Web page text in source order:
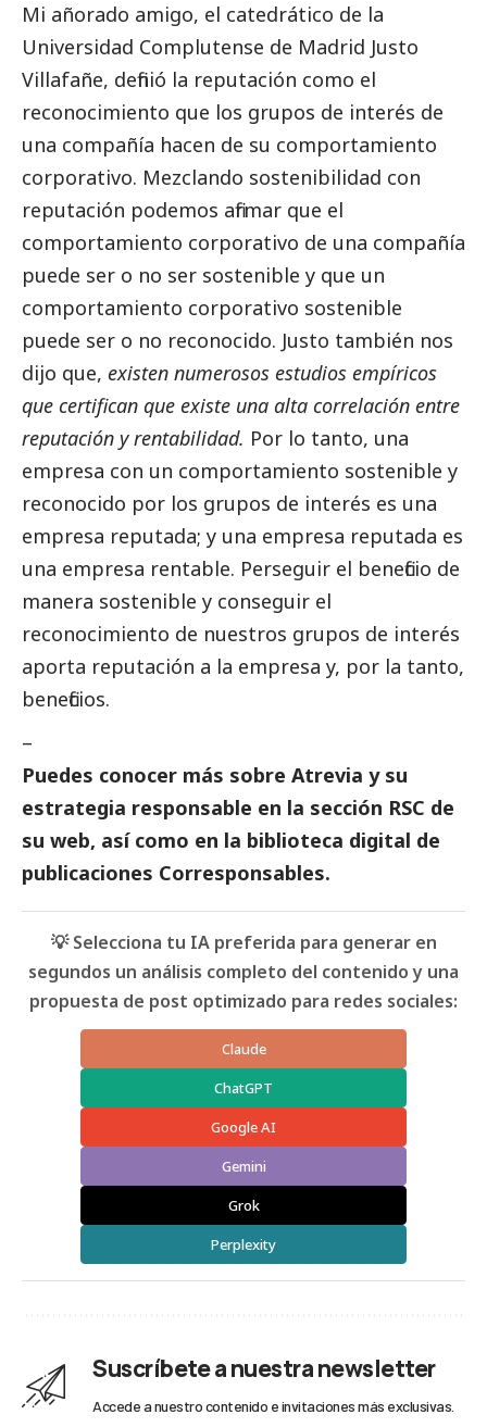
Mi añorado amigo, el catedrático de la
Universidad Complutense de Madrid Justo
Villafañe, definió la reputación como el
reconocimiento que los grupos de interés de
una compañía hacen de su comportamiento
corporativo. Mezclando sostenibilidad con
reputación podemos afirmar que el
comportamiento corporativo de una compañía
puede ser o no ser sostenible y que un
comportamiento corporativo sostenible
puede ser o no reconocido. Justo también nos
dijo que, existen numerosos estudios empíricos
que certifican que existe una alta correlación entre
reputación y rentabilidad. Por lo tanto, una
empresa con un comportamiento sostenible y
reconocido por los grupos de interés es una
empresa reputada; y una empresa reputada es
una empresa rentable. Perseguir el beneficio de
manera sostenible y conseguir el
reconocimiento de nuestros grupos de interés
aporta reputación a la empresa y, por la tanto,
beneficios.
–
Puedes conocer más sobre Atrevia y su
estrategia responsable en la sección RSC de
su web, así como en la biblioteca digital de
publicaciones Corresponsables.
💡 Selecciona tu IA preferida para generar en
segundos un análisis completo del contenido y una
propuesta de post optimizado para redes sociales:
Claude
ChatGPT
Google AI
Gemini
Grok
Perplexity
Suscríbete a nuestra newsletter
Accede a nuestro contenido e invitaciones más exclusivas.